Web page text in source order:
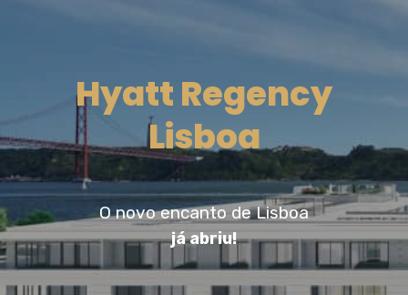
Hyatt Regency
Lisboa
O novo encanto de Lisboa
já abriu!